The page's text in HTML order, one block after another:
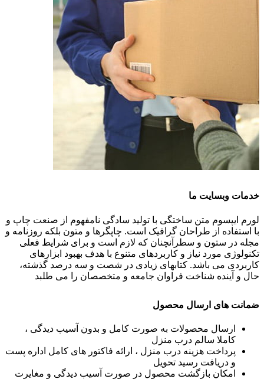
خدمات وبسایت ما
لورم ایپسوم متن ساختگی با تولید سادگی نامفهوم از صنعت چاپ و
با استفاده از طراحان گرافیک است. چاپگرها و متون بلکه روزنامه و
مجله در ستون و سطرآنچنان که لازم است و برای شرایط فعلی
تکنولوژی مورد نیاز و کاربردهای متنوع با هدف بهبود ابزارهای
کاربردی می باشد. کتابهای زیادی در شصت و سه درصد گذشته،
حال و آینده شناخت فراوان جامعه و متخصصان را می طلبد
ضمانت های ارسال محصول
ارسال محصولات به صورت کامل و بدون آسیب دیدگی ،
کاملا سالم درب منزل
پرداخت هزینه درب منزل ، ارائه فاکتور های کامل اداره پست
و دریافت رسید تحویل
امکان بازگشت محصول در صورت آسیب دیدگی و مغایرت